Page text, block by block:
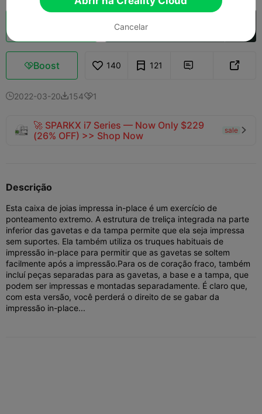
Abrir na Creality Cloud
Boost 140 121  
2022-03-201541
🚀 SPARKX i7 Series — Now Only $229
(26% OFF) >> Shop Now
sale 
Descrição
Esta caixa de joias impressa in-place é um exercício de
ponteamento extremo. A estrutura de treliça integrada na parte
inferior das gavetas e da tampa permite que ela seja impressa
sem suportes. Ela também utiliza os truques habituais de
impressão in-place para permitir que as gavetas se soltem
facilmente após a impressão.Para os de coração fraco, também
incluí peças separadas para as gavetas, a base e a tampa, que
podem ser impressas e montadas separadamente. É claro que,
com esta versão, você perderá o direito de se gabar da
impressão in-place...
Cancelar